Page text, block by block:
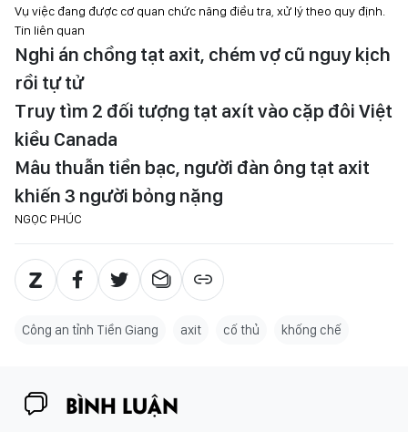
Vụ việc đang được cơ quan chức năng điều tra, xử lý theo quy định.
Tin liên quan
Nghi án chồng tạt axit, chém vợ cũ nguy kịch
rồi tự tử
Truy tìm 2 đối tượng tạt axít vào cặp đôi Việt
kiều Canada
Mâu thuẫn tiền bạc, người đàn ông tạt axit
khiến 3 người bỏng nặng
NGỌC PHÚC
Công an tỉnh Tiền Giang axit cố thủ khống chế
BÌNH LUẬN